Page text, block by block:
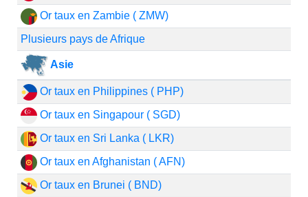
Or taux en Zambie ( ZMW)
Plusieurs pays de Afrique
Asie
Or taux en Philippines ( PHP)
Or taux en Singapour ( SGD)
Or taux en Sri Lanka ( LKR)
Or taux en Afghanistan ( AFN)
Or taux en Brunei ( BND)